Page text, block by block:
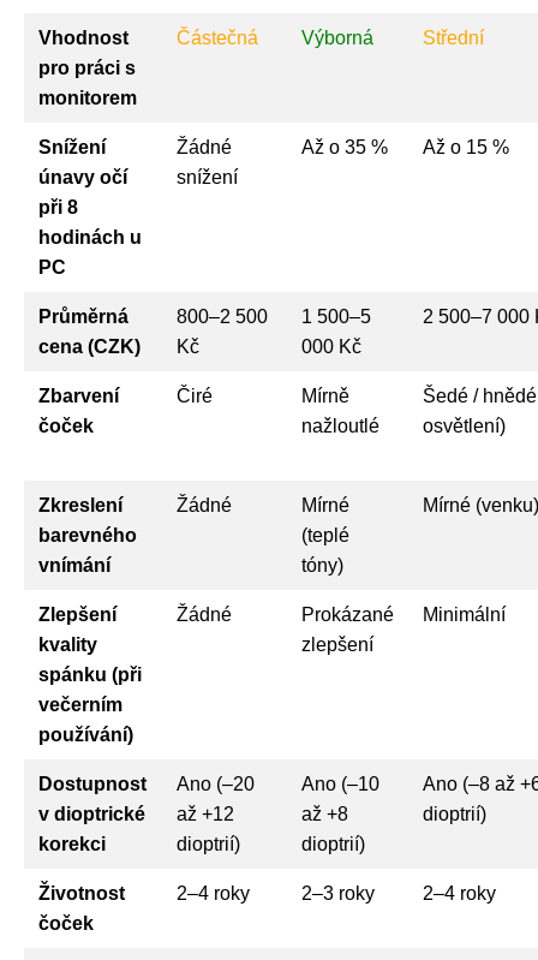
Vhodnost
pro práci s
monitorem
Částečná Výborná Střední
Snížení
únavy očí
při 8
hodinách u
PC
Žádné
snížení
Až o 35 % Až o 15 %
Průměrná
cena (CZK)
800–2 500
Kč
1 500–5
000 Kč
2 500–7 000
Zbarvení
čoček
Čiré
Mírně
nažloutlé
Šedé /
osvětlení)
Zkreslení
barevného
vnímání
Žádné
Mírné
(teplé
tóny)
Mírné (venku)
Zlepšení
kvality
spánku (při
večerním
používání)
Žádné
Prokázané
zlepšení
Minimální
Dostupnost
v dioptrické
korekci
Ano (–20
až +12
dioptrií)
Ano (–10
až +8
dioptrií)
Ano (–8 až
dioptrií)
Životnost
čoček
2–4 roky 2–3 roky 2–4 roky